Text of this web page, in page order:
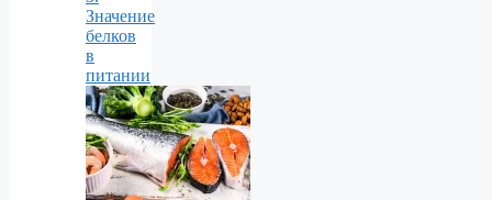
Значение
белков
в
питании